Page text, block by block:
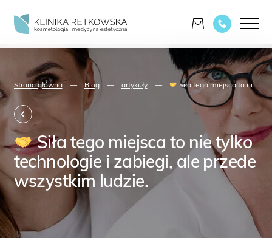
Strona główna — Blog — artykuły — Siła tego miejsca to nie...
Siła tego miejsca to nie tylko
technologie i zabiegi, ale przede
wszystkim ludzie.